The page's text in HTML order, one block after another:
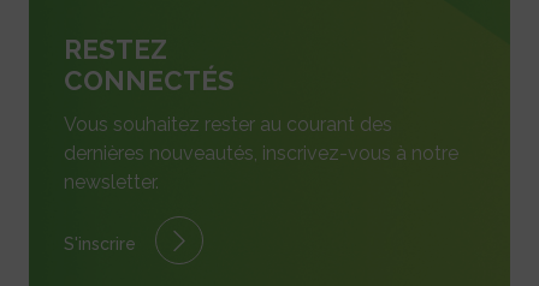
RESTEZ
CONNECTÉS
Vous souhaitez rester au courant des
dernières nouveautés, inscrivez-vous à notre
newsletter.
S'inscrire